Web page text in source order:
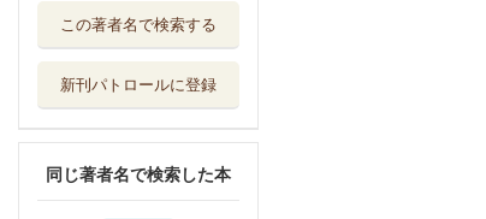
この著者名で検索する
新刊パトロールに登録
同じ著者名で検索した本
点がかわる医療...
Ｕｎｉｔｙバイブ
ボーンデジタル
ＡＩ新世 人工知
能と人類の行方